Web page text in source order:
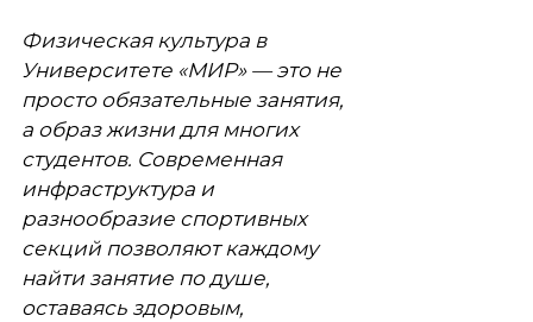
Физическая культура в
Университете «МИР» — это не
просто обязательные занятия,
а образ жизни для многих
студентов. Современная
инфраструктура и
разнообразие спортивных
секций позволяют каждому
найти занятие по душе,
оставаясь здоровым,